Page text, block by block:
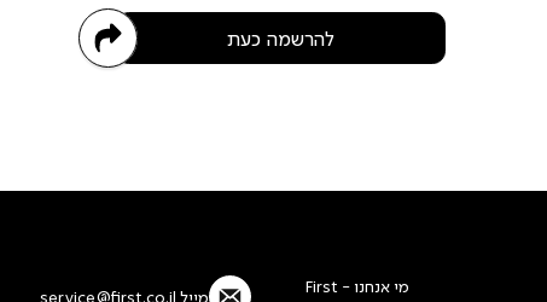
להרשמה כעת
מי אנחנו - First
מייל service@first.co.il